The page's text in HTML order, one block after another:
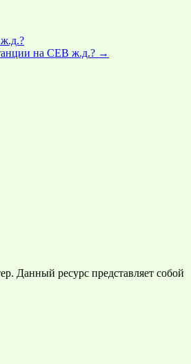
на СЕВ ж.д.? →
Данный ресурс представляет собой